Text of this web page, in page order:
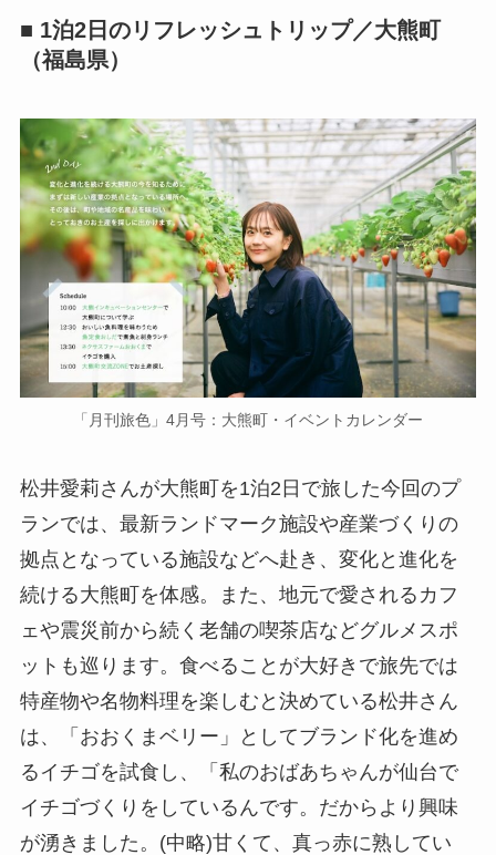
■ 1泊2日のリフレッシュトリップ／大熊町
（福島県）
「月刊旅色」4月号：大熊町・イベントカレンダー
松井愛莉さんが大熊町を1泊2日で旅した今回のプ
ランでは、最新ランドマーク施設や産業づくりの
拠点となっている施設などへ赴き、変化と進化を
続ける大熊町を体感。また、地元で愛されるカフ
ェや震災前から続く老舗の喫茶店などグルメスポ
ットも巡ります。食べることが大好きで旅先では
特産物や名物料理を楽しむと決めている松井さん
は、「おおくまベリー」としてブランド化を進め
るイチゴを試食し、「私のおばあちゃんが仙台で
イチゴづくりをしているんです。だからより興味
が湧きました。(中略)甘くて、真っ赤に熟してい